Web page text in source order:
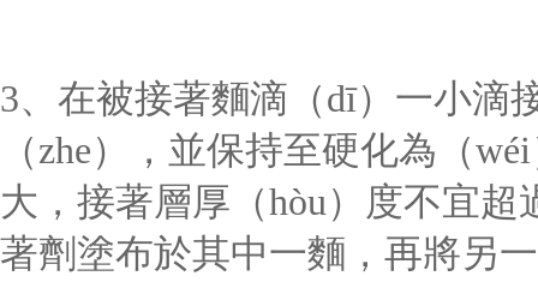
3、 在被接著麵滴（dī）一小滴
（zhe），並保持至硬化為（
大，接著層厚（hòu）度不宜超
著劑塗布於其中一麵，再將另